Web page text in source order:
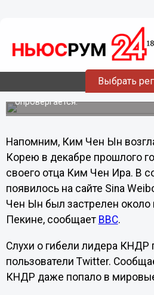
Выбрать
Китайцы
Вечером в пятницу на сайте Sina
аналог Twitter) появилось
реакцией на новость об
Официально информация о
опровергается.
Напомним, Ким Чен Ын
Корею в декабре прошлого
своего отца Ким Чен Ира. В
появилось на сайте Sina
Чен Ын был застрелен
Пекине, сообщает ВВС.
Слухи о гибели лидера КНДР
пользователи Twitter.
КНДР даже попало в